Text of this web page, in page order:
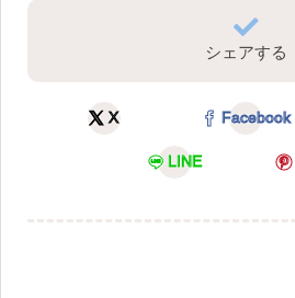
シェアする
X Facebook
LINE